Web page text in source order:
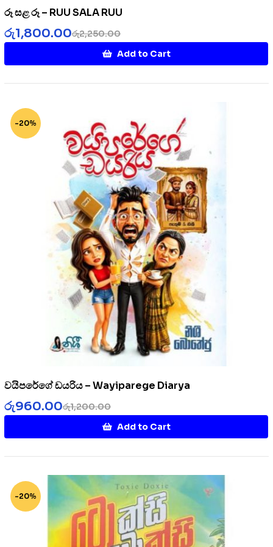
රූ සළ රූ – RUU SALA RUU
රු2,250.00
රු1,800.00
Add to Cart
-20%
වයිපරේගේ ඩයරිය – Wayiparege Diarya
රු1,200.00
රු960.00
Add to Cart
-20%